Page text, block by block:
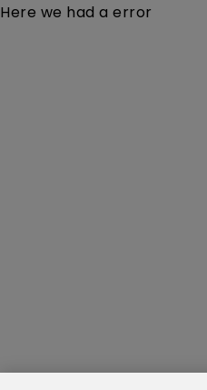
Here we had a error